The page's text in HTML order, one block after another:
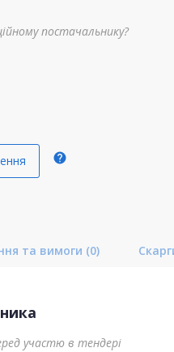
постачальнику?
help
та вимоги (0)
участю в тендері